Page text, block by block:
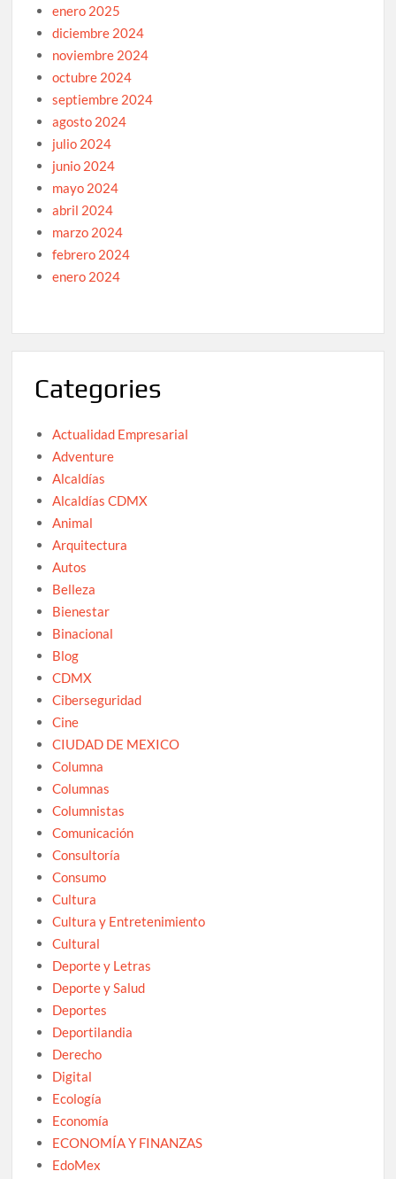
enero 2025
diciembre 2024
noviembre 2024
octubre 2024
septiembre 2024
agosto 2024
julio 2024
junio 2024
mayo 2024
abril 2024
marzo 2024
febrero 2024
enero 2024
Categories
Actualidad Empresarial
Adventure
Alcaldías
Alcaldías CDMX
Animal
Arquitectura
Autos
Belleza
Bienestar
Binacional
Blog
CDMX
Ciberseguridad
Cine
CIUDAD DE MEXICO
Columna
Columnas
Columnistas
Comunicación
Consultoría
Consumo
Cultura
Cultura y Entretenimiento
Cultural
Deporte y Letras
Deporte y Salud
Deportes
Deportilandia
Derecho
Digital
Ecología
Economía
ECONOMÍA Y FINANZAS
EdoMex